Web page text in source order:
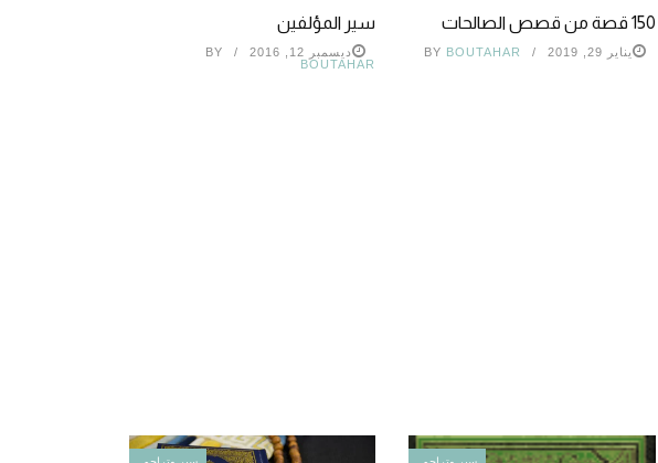
سير المؤلفين
ديسمبر 12, 2016
BY
BOUTAHAR
150 قصة من قصص الصالحات
يناير 29, 2019 BY BOUTAHAR